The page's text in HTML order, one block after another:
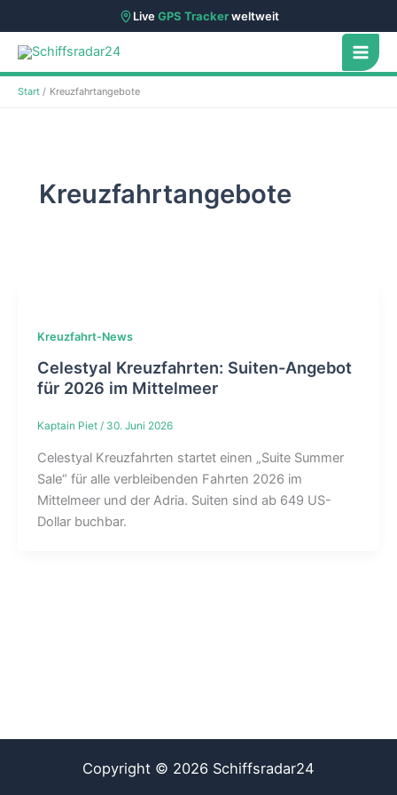
LiveGPS Trackerweltweit
Zum
Inhalt
springen
Start Kreuzfahrtangebote
Kreuzfahrtangebote
Kreuzfahrt-News
Celestyal Kreuzfahrten: Suiten-Angebot
für 2026 im Mittelmeer
Kaptain Piet / 30. Juni 2026
Celestyal Kreuzfahrten startet einen „Suite Summer
Sale“ für alle verbleibenden Fahrten 2026 im
Mittelmeer und der Adria. Suiten sind ab 649 US-
Dollar buchbar.
Copyright © 2026 Schiffsradar24